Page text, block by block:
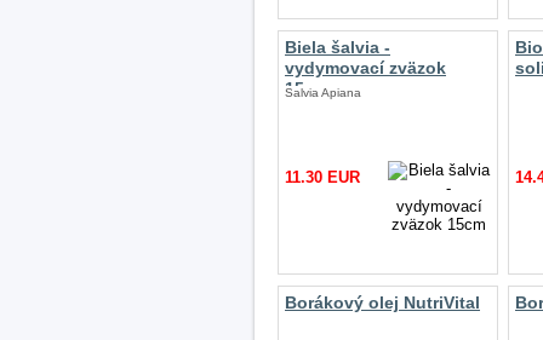
Biela šalvia -
vydymovací zväzok
15cm
Salvia Apiana
11.30 EUR
Borákový olej NutriVital